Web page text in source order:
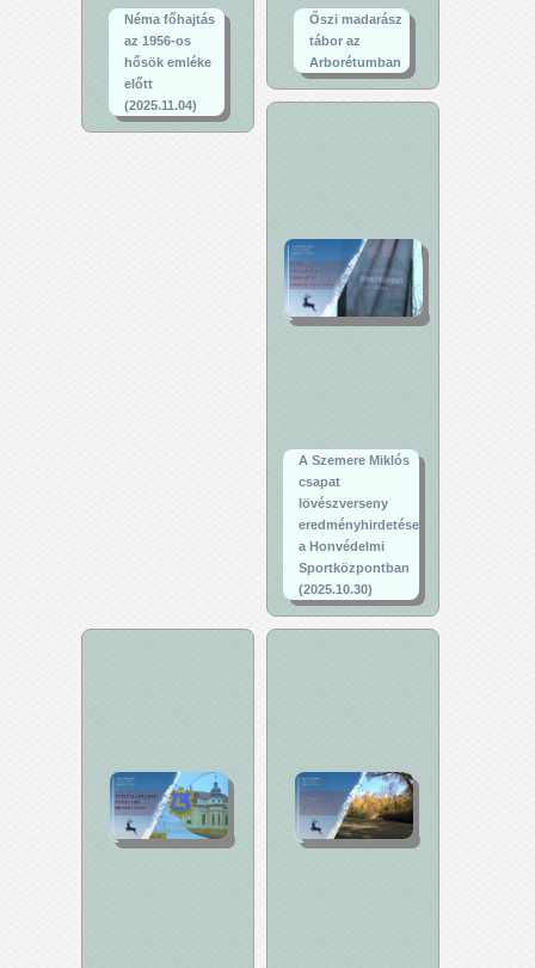
Néma főhajtás
az 1956-os
hősök emléke
előtt
(2025.11.04)
Őszi madarász
tábor az
Arborétumban
A Szemere Miklós
csapat
lövészverseny
eredményhirdetése
a Honvédelmi
Sportközpontban
(2025.10.30)